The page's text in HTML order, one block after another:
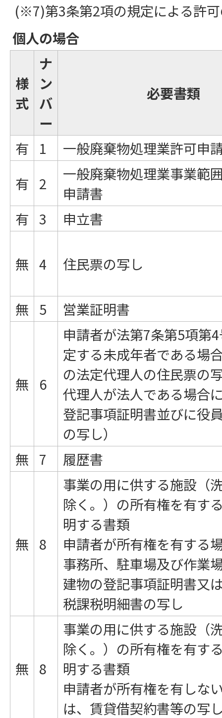
(※7)第3条第2項の規定による許
個人の場合
様
式
ナ
ン
バ
ー
必要書類
有 1
一般廃棄物処理業許可申
有 2
一般廃棄物処理業事業範
申請書
有 3 申立書
無 4 住民票の写し
無 5 営業証明書
無 6
申請者が法第7条第5項第
定する未成年者である場
の法定代理人の住民票の
代理人が法人である場合
登記事項証明書並びに役
の写し）
無 7 履歴書
無 8
事業の用に供する施設（
除く。）の所有権を有す
明する書類
申請者が所有権を有する
事務所、駐車場及び作業
建物の登記事項証明書又
税課税明細書の写し
無 8
事業の用に供する施設（
除く。）の所有権を有す
明する書類
申請者が所有権を有しな
は、賃貸借契約書等の写